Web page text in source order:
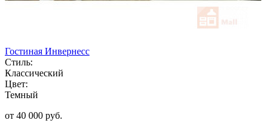
Гостиная Инвернесс
Стиль:
Классический
Цвет:
Темный
от 40 000 руб.